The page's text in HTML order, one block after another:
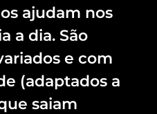
ajudam nos
a dia. São
e com
(adaptados a
saiam